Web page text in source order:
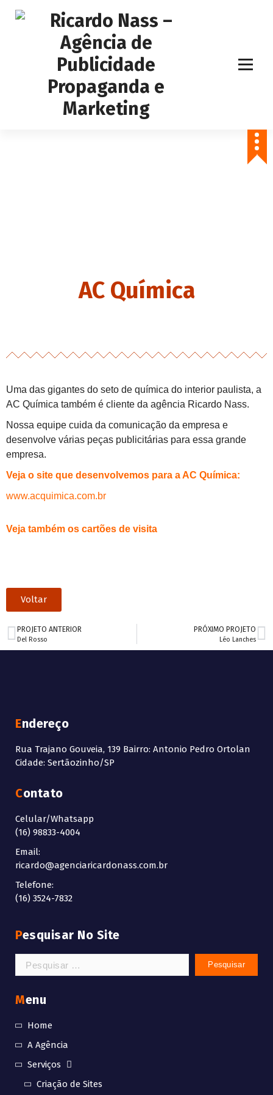
comunicação offline e online, Nossa agência atende empresas da
AC Química
Uma das gigantes do seto de química do interior paulista, a
AC Química também é cliente da agência Ricardo Nass.
Nossa equipe cuida da comunicação da empresa e
desenvolve várias peças publicitárias para essa grande
empresa.
Veja o site que desenvolvemos para a AC Química:
www.acquimica.com.br
Veja também os cartões de visita
Voltar
PROJETO ANTERIOR
Del Rosso
PRÓXIMO PROJETO
Léo Lanches
Endereço
Rua Trajano Gouveia, 139 Bairro: Antonio Pedro Ortolan
Cidade: Sertãozinho/SP
Contato
Celular/Whatsapp
(16) 98833-4004
Email:
ricardo@agenciaricardonass.com.br
Telefone:
(16) 3524-7832
Pesquisar No Site
Menu
Home
A Agência
Serviços
Criação de Sites